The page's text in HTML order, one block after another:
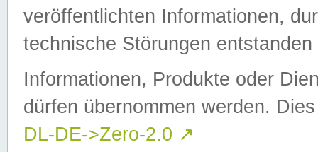
veröffentlichten Informationen,
technische Störungen
Informationen, Produkte oder
dürfen übernommen werden.
DL-DE->Zero-2.0 ↗